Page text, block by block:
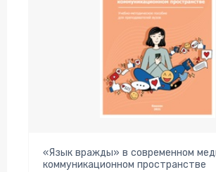
«Язык вражды» в современном
коммуникационном пространстве